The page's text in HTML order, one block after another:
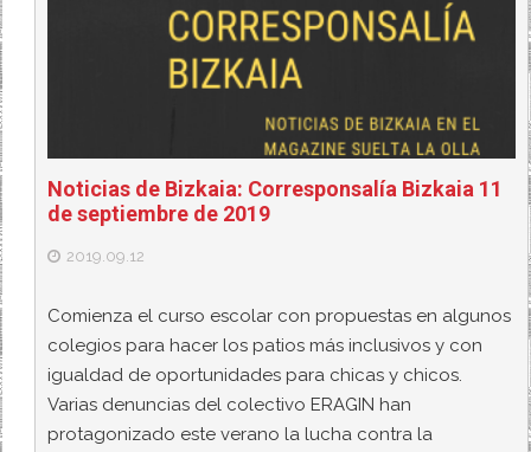
Noticias de Bizkaia: Corresponsalía Bizkaia 11
de septiembre de 2019
2019.09.12
Comienza el curso escolar con propuestas en algunos
colegios para hacer los patios más inclusivos y con
igualdad de oportunidades para chicas y chicos.
Varias denuncias del colectivo ERAGIN han
protagonizado este verano la lucha contra la